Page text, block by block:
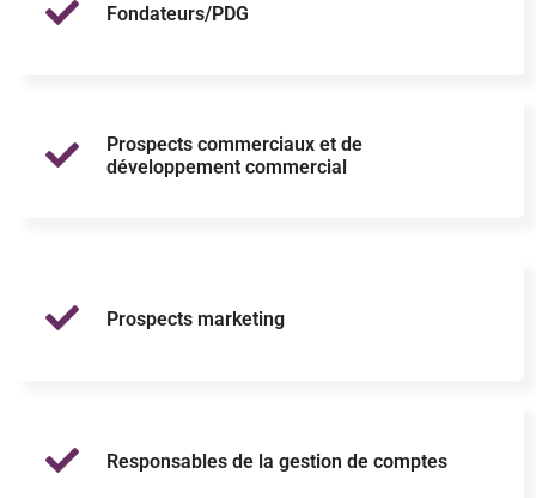
Fondateurs/PDG
Prospects commerciaux et de
développement commercial
Prospects marketing
Responsables de la gestion de comptes